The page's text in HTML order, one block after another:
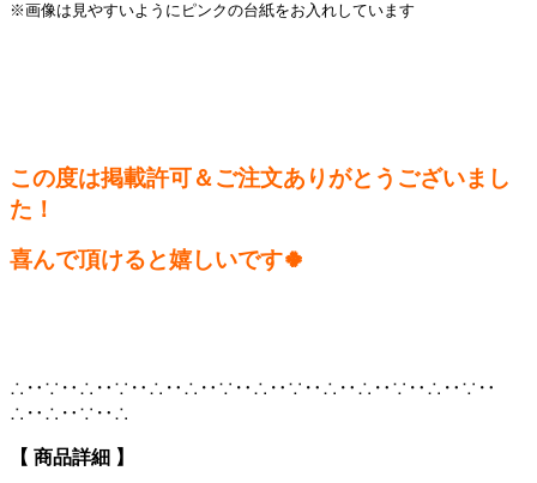
※画像は見やすいようにピンクの台紙をお入れしています
この度は掲載許可＆ご注文ありがとうございまし
た！
喜んで頂けると嬉しいです🍀
∴‥∵‥∴‥∵‥∴‥∴‥∵‥∴‥∵‥∴‥∴‥∵‥∴‥∵‥
∴‥∴‥∵‥∴
【 商品詳細 】